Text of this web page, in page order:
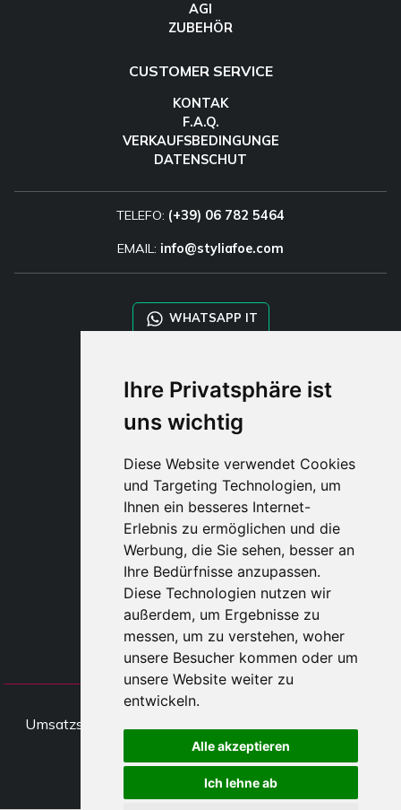
Ihre Privatsphäre ist
uns wichtig
Diese Website verwendet Cookies
und Targeting Technologien, um
Ihnen ein besseres Internet-
Erlebnis zu ermöglichen und die
Werbung, die Sie sehen, besser an
Ihre Bedürfnisse anzupassen.
Diese Technologien nutzen wir
außerdem, um Ergebnisse zu
messen, um zu verstehen, woher
unsere Besucher kommen oder um
unsere Website weiter zu
entwickeln.
Alle akzeptieren
Ich lehne ab
AGI
ZUBEHÖR
CUSTOMER SERVICE
KONTAK
F.A.Q.
VERKAUFSBEDINGUNGE
DATENSCHUT
TELEFO: (+39) 06 782 5464
EMAIL: info@styliafoe.com
WHATSAPP IT
STYLIA SERVICES
SHOP B2B
TAYLOR MADE ORDERS
DROPSHIPPING
BENUTZE
REGISTRIERE
EINLOGGE
EINKAUFSWAGE
All rights Styliafoe s.r.l. © 2025 -
Umsatzsteueridentifikationsnumme IT15015641002
Folge uns